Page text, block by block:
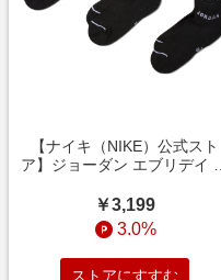
【ナイキ（NIKE）公式スト
ア】ジョーダン エブリデイ ノ
足) DX9656-010 ブラック
￥3,199
3.0%
ストアにすすむ